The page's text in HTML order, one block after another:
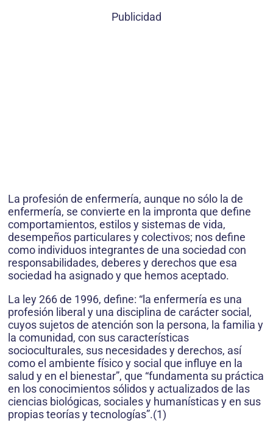
Publicidad
La profesión de enfermería, aunque no sólo la de
enfermería, se convierte en la impronta que define
comportamientos, estilos y sistemas de vida,
desempeños particulares y colectivos; nos define
como individuos integrantes de una sociedad con
responsabilidades, deberes y derechos que esa
sociedad ha asignado y que hemos aceptado.
La ley 266 de 1996, define: “la enfermería es una
profesión liberal y una disciplina de carácter social,
cuyos sujetos de atención son la persona, la familia y
la comunidad, con sus características
socioculturales, sus necesidades y derechos, así
como el ambiente físico y social que influye en la
salud y en el bienestar”, que “fundamenta su práctica
en los conocimientos sólidos y actualizados de las
ciencias biológicas, sociales y humanísticas y en sus
propias teorías y tecnologías”.(1)